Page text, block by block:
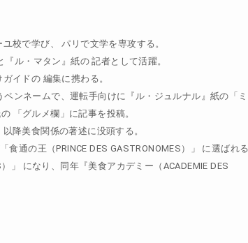
校で学び、 パリで文学を専攻する。
ル・マタン』紙の 記者として活躍。
イドの 編集に携わる。
ンネームで、運転手向けに『ル・ジュルナル』紙の 「
「グルメ欄」に記事を投稿。
降美食関係の著述に没頭する。
「食通の王（PRINCE DES GASTRONOMES）」 に選ばれる
」 になり、同年『美食アカデミー（ACADEMIE DES